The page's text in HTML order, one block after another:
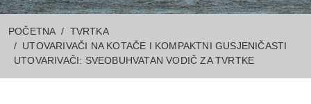
POČETNA
TVRTKA
UTOVARIVAČI NA KOTAČE I KOMPAKTNI GUSJENIČASTI
UTOVARIVAČI: SVEOBUHVATAN VODIČ ZA TVRTKE